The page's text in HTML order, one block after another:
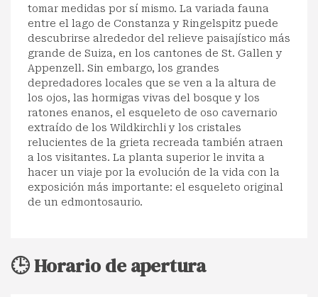
tomar medidas por sí mismo. La variada fauna
entre el lago de Constanza y Ringelspitz puede
descubrirse alrededor del relieve paisajístico más
grande de Suiza, en los cantones de St. Gallen y
Appenzell. Sin embargo, los grandes
depredadores locales que se ven a la altura de
los ojos, las hormigas vivas del bosque y los
ratones enanos, el esqueleto de oso cavernario
extraído de los Wildkirchli y los cristales
relucientes de la grieta recreada también atraen
a los visitantes. La planta superior le invita a
hacer un viaje por la evolución de la vida con la
exposición más importante: el esqueleto original
de un edmontosaurio.
🕒 Horario de apertura